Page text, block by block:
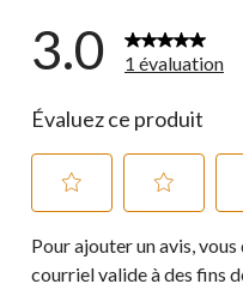
3.0 1 évaluation
Évaluez ce produit
pour
évaluer
pour
évaluer
Pour ajouter un avis,
courriel valide à des fins